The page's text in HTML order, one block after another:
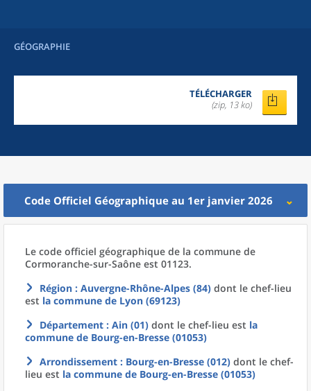
GÉOGRAPHIE
TÉLÉCHARGER
(zip, 13 ko)
Code Officiel Géographique au 1er janvier 2026
Le code officiel géographique de la commune de
Cormoranche-sur-Saône est 01123.
Région : Auvergne-Rhône-Alpes (84) dont le chef-lieu
est la commune de Lyon (69123)
Département : Ain (01) dont le chef-lieu est la
commune de Bourg-en-Bresse (01053)
Arrondissement : Bourg-en-Bresse (012) dont le chef-
lieu est la commune de Bourg-en-Bresse (01053)